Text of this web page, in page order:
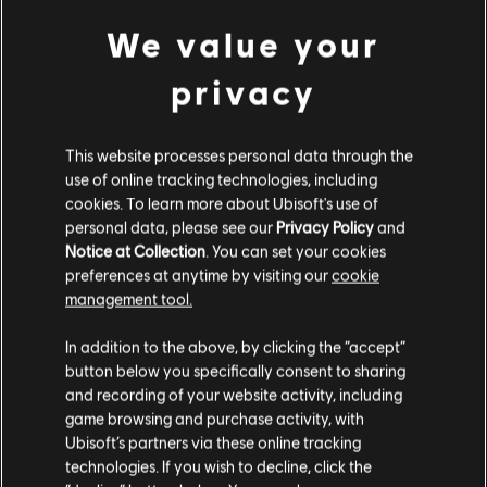
НАЗАД
РЕКОМЕНДУЕМЫЕ
МАТЕРИАЛЫ
We value your
privacy
This website processes personal data through the
use of online tracking technologies, including
cookies. To learn more about Ubisoft's use of
personal data, please see our Privacy Policyand
Notice at Collection. You can set your cookies
preferences at anytime by visiting ourcookie
management tool.
In addition to the above, by clicking the “accept”
button below you specifically consent to sharing
and recording of your website activity, including
game browsing and purchase activity, with
Ubisoft’s partners via these online tracking
technologies. If you wish to decline, click the